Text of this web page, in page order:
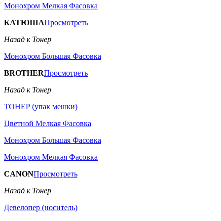
Монохром Мелкая Фасовка
КАТЮШАПросмотреть
Назад к Тонер
Монохром Большая Фасовка
BROTHERПросмотреть
Назад к Тонер
ТОНЕР (упак мешки)
Цветной Мелкая Фасовка
Монохром Большая Фасовка
Монохром Мелкая Фасовка
CANONПросмотреть
Назад к Тонер
Девелопер (носитель)